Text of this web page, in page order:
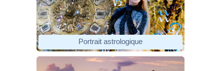
Portrait astrologique